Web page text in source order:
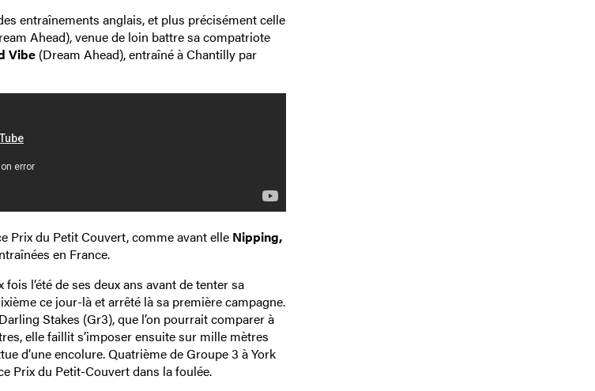
entraînements anglais, et plus précisément celle
Ahead), venue de loin battre sa compatriote
Vibe(Dream Ahead), entraîné à Chantilly par
Prix du Petit Couvert, comme avant elleNipping,
en France.
l’été de ses deux ans avant de tenter sa
ce jour-là et arrêté là sa première campagne.
Stakes (Gr3), que l’on pourrait comparer à
elle faillit s’imposer ensuite sur mille mètres
d’une encolure. Quatrième de Groupe 3 à York
Prix du Petit-Couvert dans la foulée.